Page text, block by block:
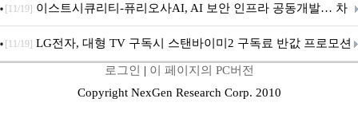
무상 배포
[11/19] 이스트시큐리티-퓨리오사AI, AI 보안 인프라 공동개발… 차
세대 AI 보안 플랫폼 구축
[11/19] LG전자, 대형 TV 구독시 스탠바이미2 구독료 반값 프로모션
로그인 | 이 페이지의 PC버전
Copyright NexGen Research Corp. 2010